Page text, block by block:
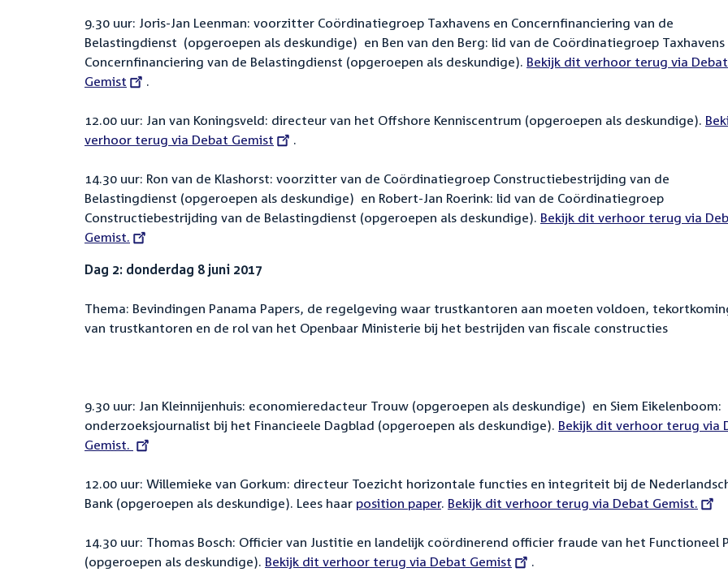
9.30 uur: Joris-Jan Leenman: voorzitter Coördinatiegroep Taxhavens en Concernfinanciering van de
Belastingdienst (opgeroepen als deskundige) en Ben van den Berg: lid van de Coördinatiegroep Taxhavens
Concernfinanciering van de Belastingdienst (opgeroepen als deskundige). External
Bekijk dit verhoor terug via Debat
Gemist
.
12.00 uur: Jan van Koningsveld: directeur van het Offshore Kenniscentrum (opgeroepen als deskundige).
verhoor terug via Debat Gemist
.
14.30 uur: Ron van de Klashorst: voorzitter van de Coördinatiegroep Constructiebestrijding van de
Belastingdienst (opgeroepen als deskundige) en Robert-Jan Roerink: lid van de Coördinatiegroep
Constructiebestrijding van de Belastingdienst (opgeroepen als deskundige). External
Bekijk dit verhoor terug via
Gemist.
Dag 2: donderdag 8 juni 2017
Thema: Bevindingen Panama Papers, de regelgeving waar trustkantoren aan moeten voldoen,
van trustkantoren en de rol van het Openbaar Ministerie bij het bestrijden van fiscale constructies
9.30 uur: Jan Kleinnijenhuis: economieredacteur Trouw (opgeroepen als deskundige) en Siem Eikelenboom:
onderzoeksjournalist bij het Financieele Dagblad (opgeroepen als deskundige). External
Bekijk dit verhoor terug via
Gemist.
12.00 uur: Willemieke van Gorkum: directeur Toezicht horizontale functies en integriteit bij de
Bank (opgeroepen als deskundige). Lees haar position paper. External
Bekijk dit verhoor terug via Debat Gemist.
14.30 uur: Thomas Bosch: Officier van Justitie en landelijk coördinerend officier fraude van het Functioneel
(opgeroepen als deskundige). External
Bekijk dit verhoor terug via Debat Gemist
.